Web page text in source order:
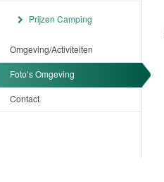
Prijzen Camping
Omgeving/Activiteiten
Foto’s Omgeving
Contact